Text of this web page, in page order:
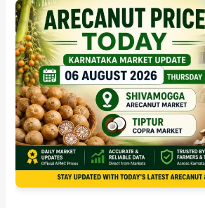
ಬೆಲೆ
ಇಂದು)
|
Karnataka
Adike
Market
Prices
–
07
August
2026